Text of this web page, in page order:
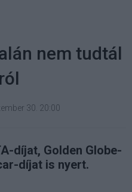
nem tudtál
30. 20:00
díjat, Golden Globe-
díjat is nyert.